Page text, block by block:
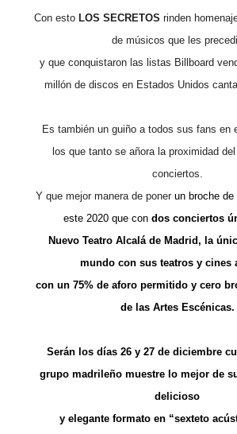
Con esto LOS SECRETOS rinden
de músicos que les
y que conquistaron las listas Billboard
millón de discos en Estados Unidos
Es también un guiño a todos sus fans en
los que tanto se añora la proximidad
conciertos.
Y que mejor manera de poner un broche
este 2020 que condos conciertos
Nuevo Teatro Alcalá de Madrid, la
mundo con sus teatros y cines
con un 75% de aforo permitido y cero
de las Artes Escénicas.
Serán los días 26 y 27 de diciembre
grupo madrileño muestre lo mejor de
delicioso
y elegante formato en “sexteto